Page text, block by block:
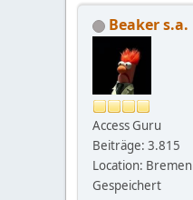
Beaker s.a.
Access Guru
Beiträge: 3.815
Location: Bremen
Gespeichert